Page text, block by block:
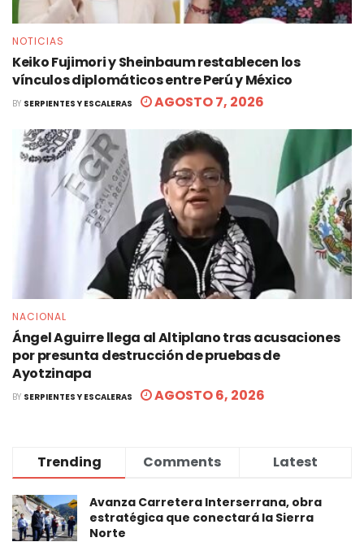
NOTICIAS
Keiko Fujimori y Sheinbaum restablecen los
vínculos diplomáticos entre Perú y México
BY SERPIENTES Y ESCALERAS AGOSTO 7, 2026
NACIONAL
Ángel Aguirre llega al Altiplano tras acusaciones
por presunta destrucción de pruebas de
Ayotzinapa
BY SERPIENTES Y ESCALERAS AGOSTO 6, 2026
Trending Comments Latest
Avanza Carretera Interserrana, obra
estratégica que conectará la Sierra
Norte